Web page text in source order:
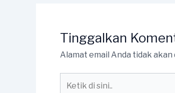
Tinggalkan
Alamat email Anda tidak akan